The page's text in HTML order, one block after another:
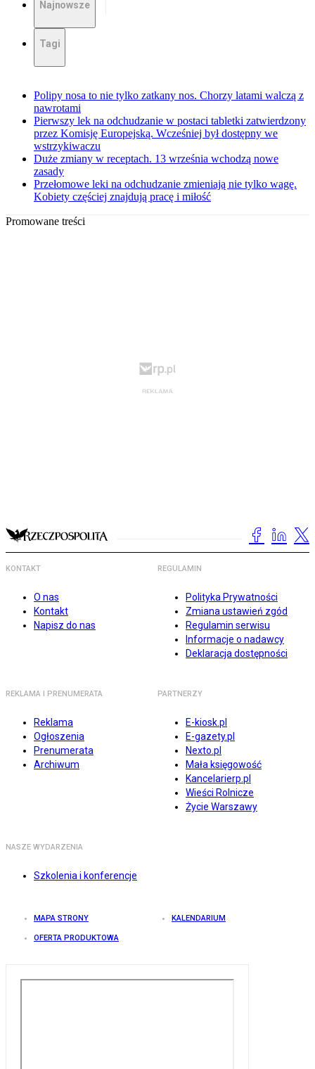
Najnowsze
Tagi
Polipy nosa to nie tylko zatkany nos. Chorzy latami walczą z
nawrotami
Pierwszy lek na odchudzanie w postaci tabletki zatwierdzony
przez Komisję Europejską. Wcześniej był dostępny we
wstrzykiwaczu
Duże zmiany w receptach. 13 września wchodzą nowe
zasady
Przełomowe leki na odchudzanie zmieniają nie tylko wagę.
Kobiety częściej znajdują pracę i miłość
Promowane treści
KONTAKT
O nas
Kontakt
Napisz do nas
REGULAMIN
Polityka Prywatności
Zmiana ustawień zgód
Regulamin serwisu
Informacje o nadawcy
Deklaracja dostępności
REKLAMA I PRENUMERATA
Reklama
Ogłoszenia
Prenumerata
Archiwum
PARTNERZY
E-kiosk.pl
E-gazety.pl
Nexto.pl
Mała księgowość
Kancelarierp.pl
Wieści Rolnicze
Życie Warszawy
NASZE WYDARZENIA
Szkolenia i konferencje
MAPA STRONY KALENDARIUM
OFERTA PRODUKTOWA